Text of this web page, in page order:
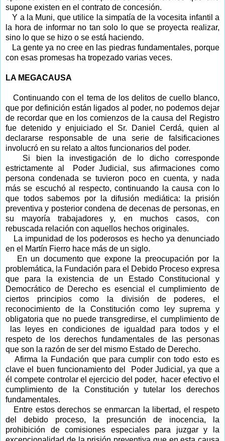
supone existen en el contrato de concesión.
Y a la Muni, que utilice la simpatía de la vocesita infantil a
la hora de informar no tan solo lo que se proyecta realizar,
sino lo que se hizo o se está haciendo.
La gente ya no cree en las piedras fundamentales, porque
con esas promesas ha tropezado varias veces.
LA MEGACAUSA
Continuando con el tema de los delitos de cuello blanco,
que por definición están ligados al poder, no podemos dejar
de recordar que en los comienzos de la causa del Registro
fue detenido y enjuiciado el Sr. Daniel Cerdá, quien al
declararse responsable de una serie de falsificaciones
involucró en su relato a altos funcionarios del poder.
Si bien la investigación de lo dicho corresponde
estrictamente al Poder Judicial, sus afirmaciones como
persona condenada se tuvieron poco en cuenta, y nada
más se escuchó al respecto, continuando la causa con lo
que todos sabemos por la difusión mediática: la prisión
preventiva y posterior condena de decenas de personas, en
su mayoría trabajadores y, en muchos casos, con
rebuscada relación con aquellos hechos originales.
La impunidad de los poderosos es hecho ya denunciado
en el Martín Fierro hace más de un siglo.
En un documento que expone la preocupación por la
problemática, la Fundación para el Debido Proceso expresa
que para la existencia de un Estado Constitucional y
Democrático de Derecho es esencial el cumplimiento de
ciertos principios como la división de poderes, el
reconocimiento de la Constitución como ley suprema y
obligatoria que no puede transgredirse, el cumplimiento de
las leyes en condiciones de igualdad para todos yel
respeto de los derechos fundamentales de las personas
que son la razón de ser del mismo Estado de Derecho.
Afirma la Fundación que para cumplir con todo esto es
clave el buen funcionamiento del Poder Judicial, ya que a
él compete controlar el ejercicio del poder, hacer efectivo el
cumplimiento de la Constitución y tutelar los derechos
fundamentales.
Entre estos derechos se enmarcan la libertad, el respeto
del debido proceso, la presunción de inocencia, la
prohibición de comisiones especiales para juzgar y la